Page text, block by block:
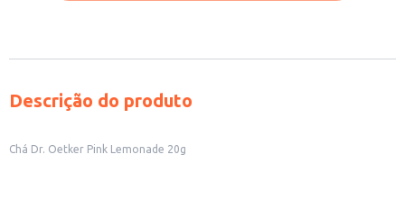
Descrição do produto
Chá Dr. Oetker Pink Lemonade 20g